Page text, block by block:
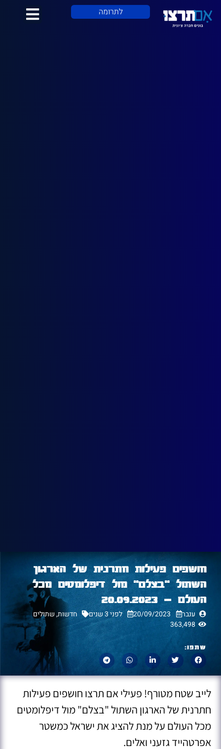
לתרומה
חושפים פעילות חתרנית של הארגון
השתול "בצלם" מול דיפלומטים מכל
העולם – 20.09.2023
ענבר 20/09/2023 לפני 3 שנים חדשות,שתולים
363,498
שתפו:
לייב שטח מטורף! פעילי אם תרצו חושפים פעילות
חתרנית של הארגון השתול "בצלם" מול דיפלומטים
מכל העולם על מנת להציג את ישראל כמשטר
אפרטהייד גזעני ואלים.